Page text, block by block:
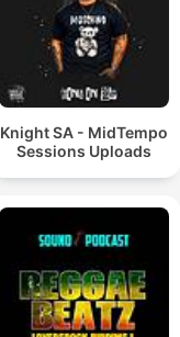
Knight SA - MidTempo
Sessions Uploads